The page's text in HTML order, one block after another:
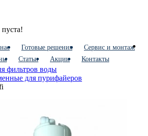
Готовые решения
Сервис и монтаж
Статьи Акции Контакты
фильтров воды
для пурифайеров